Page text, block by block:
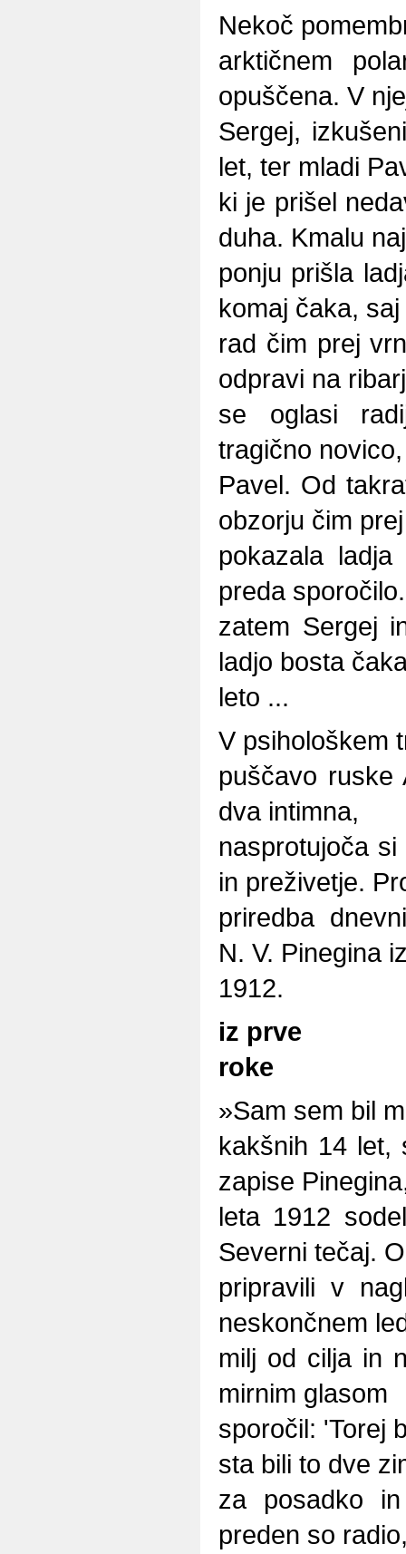
Nekoč
arktičnem
opuščena. V
Sergej,
let, ter mladi
ki je prišel
duha. Kmalu
ponju prišla
komaj čaka,
rad čim prej
odpravi na
se oglasi
tragično
Pavel. Od
obzorju čim prej
pokazala
preda
zatem Sergej
ladjo bosta
leto ...
V psihološkem
puščavo ruske
dva intimna,
nasprotujoča
in preživetje.
priredba
N. V. Pinegina
1912.
iz prve
roke
»Sam sem bil
kakšnih 14 let,
zapise
leta 1912
Severni tečaj.
pripravili v
neskončnem
milj od cilja in
mirnim glasom
sporočil: 'Torej
sta bili to dve
za posadko
preden so